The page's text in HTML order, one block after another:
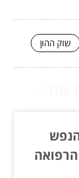
שוק ההון